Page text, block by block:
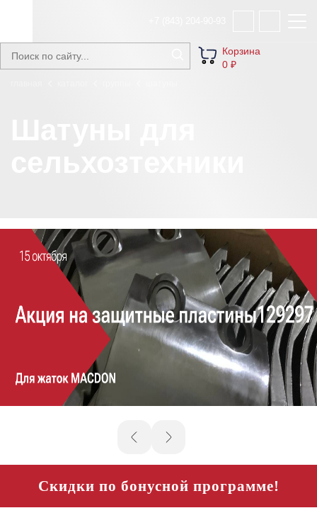
Корзина
0 ₽
Скидки по бонусной программе!